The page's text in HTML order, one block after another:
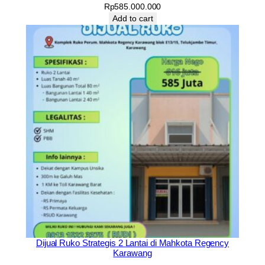
Rp585.000.000
Add to cart
Dijual Ruko Strategis 2 Lantai di Mahkota Regency
Karawang